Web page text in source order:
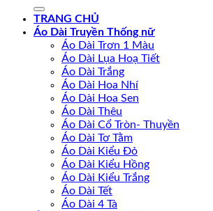
TRANG CHỦ
Áo Dài Truyền Thống nữ
Áo Dài Trơn 1 Màu
Áo Dài Lụa Hoạ Tiết
Áo Dài Trắng
Áo Dài Hoa Nhí
Áo Dài Hoa Sen
Áo Dài Thêu
Áo Dài Cổ Tròn- Thuyền
Áo Dài Tơ Tằm
Áo Dài Kiểu Đỏ
Áo Dài Kiểu Hồng
Áo Dài Kiểu Trắng
Áo Dài Tết
Áo Dài 4 Tà